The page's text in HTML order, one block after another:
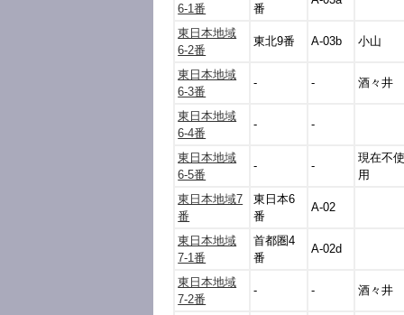
6-1番
番
東日本地域
6-2番
東北9番 A-03b 小山
東日本地域
6-3番
- - 酒々井
東日本地域
6-4番
- -
東日本地域
6-5番
- -
現在不
用
東日本地域7
番
東日本6
番
A-02
東日本地域
7-1番
首都圏4
番
A-02d
東日本地域
7-2番
- - 酒々井